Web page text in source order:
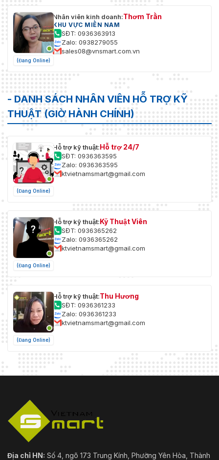
(Đang Online)
Nhân viên kinh doanh:Thơm Trần
KHU VỰC MIỀN NAM
SĐT: 0936363913
Zalo: 0938279055
sales08@vnsmart.com.vn
- DANH SÁCH NHÂN VIÊN HỖ TRỢ KỸ
THUẬT (GIỜ HÀNH CHÍNH)
(Đang Online)
Hỗ trợ kỹ thuật:Hỗ trợ 24/7
SĐT: 0936363595
Zalo: 0936363595
ktvietnamsmart@gmail.com
(Đang Online)
Hỗ trợ kỹ thuật:Kỹ Thuật Viên
SĐT: 0936365262
Zalo: 0936365262
ktvietnamsmart@gmail.com
(Đang Online)
Hỗ trợ kỹ thuật:Thu Hương
SĐT: 0936361233
Zalo: 0936361233
ktvietnamsmart@gmail.com
Địa chỉ HN: Số 4, ngõ 173 Trung Kính, Phường Yên Hòa, Thành